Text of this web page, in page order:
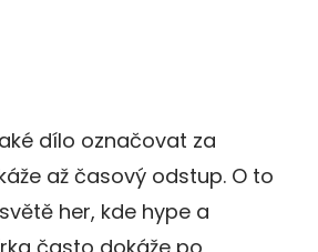
dílo označovat za
až časový odstup. O to
her, kde hype a